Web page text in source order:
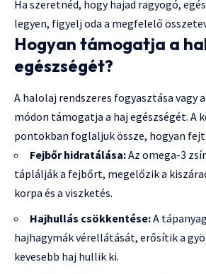
Ha szeretnéd, hogy hajad ragyogó,
legyen, figyelj oda a megfelelő
Hogyan támogatja a
egészségét?
A halolaj rendszeres fogyasztása vagy
módon támogatja a haj egészségét. A
pontokban foglaljuk össze, hogyan
Fejbőr hidratálása:Az omega-3
táplálják a fejbőrt, megelőzik a
korpa és a viszketés.
Hajhullás csökkentése:A
hajhagymák vérellátását, erősítik a
kevesebb haj hullik ki.